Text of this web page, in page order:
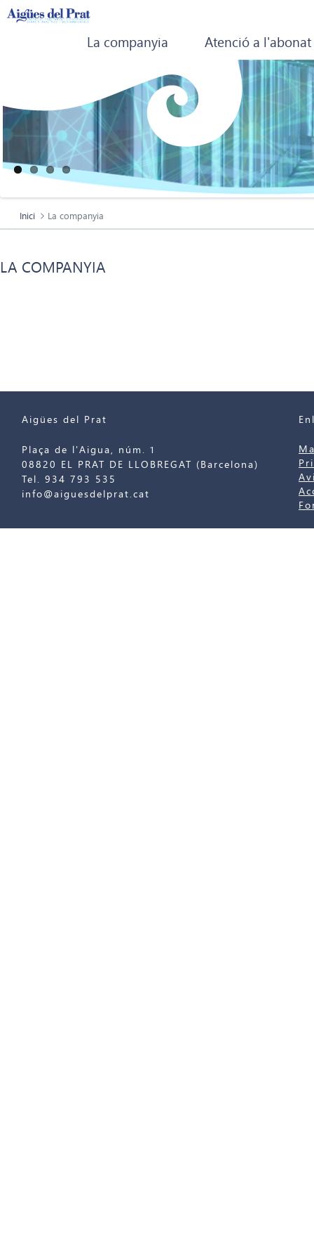
La companyia Atenció a l'abonat
Inici La companyia
LA COMPANYIA
Aigües del Prat
Plaça de l'Aigua, núm. 1
08820 EL PRAT DE LLOBREGAT (Barcelona)
Tel. 934 793 535
info@aiguesdelprat.cat